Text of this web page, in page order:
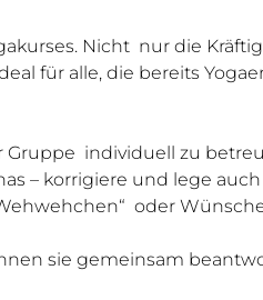
Nicht  nur die
für alle, die bereits
individuell zu
– korrigiere und lege
oder
sie gemeinsam